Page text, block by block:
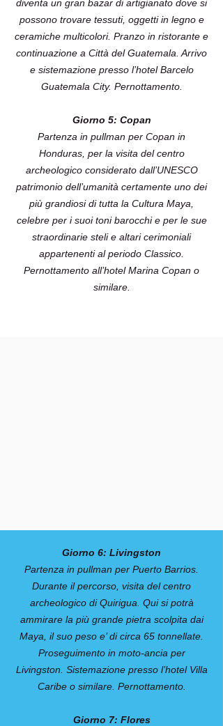
diventa un gran bazar di artigianato dove si
possono trovare tessuti, oggetti in legno e
ceramiche multicolori. Pranzo in ristorante e
continuazione a Città del Guatemala. Arrivo
e sistemazione presso l’hotel Barcelo
Guatemala City. Pernottamento.
Giorno 5: Copan
Partenza in pullman per Copan in
Honduras, per la visita del centro
archeologico considerato dall’UNESCO
patrimonio dell’umanità certamente uno dei
più grandiosi di tutta la Cultura Maya,
celebre per i suoi toni barocchi e per le sue
straordinarie steli e altari cerimoniali
appartenenti al periodo Classico.
Pernottamento all’hotel Marina Copan o
similare.
Giorno 6: Livingston
Partenza in pullman per Puerto Barrios.
Durante il percorso, visita del centro
archeologico di Quirigua. Qui si potrà
ammirare la più grande pietra scolpita dai
Maya, il suo peso e’ di circa 65 tonnellate.
Proseguimento in moto-ancia per
Livingston. Sistemazione presso l’hotel Villa
Caribe o similare. Pernottamento.
Giorno 7: Flores